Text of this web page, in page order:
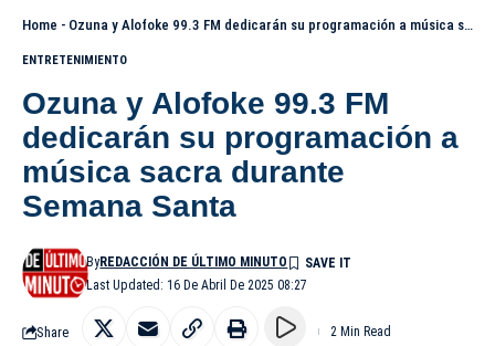
Home - Ozuna y Alofoke 99.3 FM dedicarán su programación a música sacra durante Semana Santa
ENTRETENIMIENTO
Ozuna y Alofoke 99.3 FM
dedicarán su programación a
música sacra durante
Semana Santa
Last Updated: 16 De Abril De 2025 08:27
ByREDACCIÓN DE ÚLTIMO MINUTO
Share 2 Min Read